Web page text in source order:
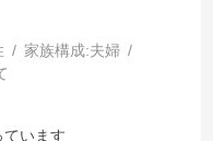
家族構成:夫婦
います